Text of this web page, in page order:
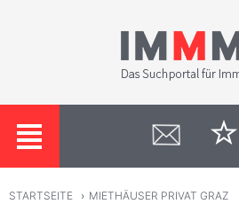
STARTSEITE › MIETHÄUSER PRIVAT GRAZ